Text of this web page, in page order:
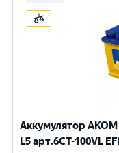
Аккумулятор AKOM
L5 арт.6СТ-100VL